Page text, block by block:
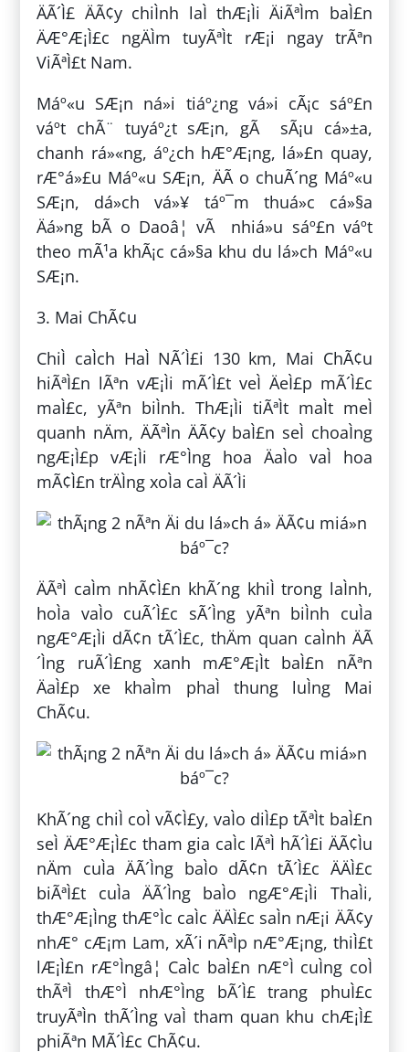
ÄÃ´Ì£ ÄÃ¢y chiÌnh laÌ thÆ¡Ìi ÄiÃªÌm baÌ£n
ÄÆ°Æ¡Ì£c ngÄÌm tuyÃªÌt rÆ¡i ngay trÃªn
ViÃªÌ£t Nam.
Máº«u SÆ¡n ná»i tiáº¿ng vá»i cÃ¡c sáº£n
váº­t chÃ¨ tuyáº¿t sÆ¡n, gÃ sÃ¡u cá»±a,
chanh rá»«ng, áº¿ch hÆ°Æ¡ng, lá»£n quay,
rÆ°á»£u Máº«u SÆ¡n, ÄÃ o chuÃ´ng Máº«u
SÆ¡n, dá»ch vá»¥ táº¯m thuá»c cá»§a
Äá»ng bÃ o Daoâ¦ vÃ nhiá»u sáº£n váº­t
theo mÃ¹a khÃ¡c cá»§a khu du lá»ch Máº«u
SÆ¡n.
3. Mai ChÃ¢u
ChiÌ caÌch HaÌ NÃ´Ì£i 130 km, Mai ChÃ¢u
hiÃªÌ£n lÃªn vÆ¡Ìi mÃ´Ì£t veÌ ÄeÌ£p mÃ´Ì£c
maÌ£c, yÃªn biÌnh. ThÆ¡Ìi tiÃªÌt maÌt meÌ
quanh nÄm, ÄÃªÌn ÄÃ¢y baÌ£n seÌ choaÌng
ngÆ¡Ì£p vÆ¡Ìi rÆ°Ìng hoa ÄaÌo vaÌ hoa
mÃ¢Ì£n trÄÌng xoÌa caÌ ÄÃ´Ìi
ÄÃªÌ caÌm nhÃ¢Ì£n khÃ´ng khiÌ trong laÌnh,
hoÌa vaÌo cuÃ´Ì£c sÃ´Ìng yÃªn biÌnh cuÌa
ngÆ°Æ¡Ìi dÃ¢n tÃ´Ì£c, thÄm quan caÌnh ÄÃ
´Ìng ruÃ´Ì£ng xanh mÆ°Æ¡Ìt baÌ£n nÃªn
ÄaÌ£p xe khaÌm phaÌ thung luÌng Mai
ChÃ¢u.
KhÃ´ng chiÌ coÌ vÃ¢Ì£y, vaÌo diÌ£p tÃªÌt baÌ£n
seÌ ÄÆ°Æ¡Ì£c tham gia caÌc lÃªÌ hÃ´Ì£i ÄÃ¢Ìu
nÄm cuÌa ÄÃ´Ìng baÌo dÃ¢n tÃ´Ì£c ÄÄÌ£c
biÃªÌ£t cuÌa ÄÃ´Ìng baÌo ngÆ°Æ¡Ìi ThaÌi,
thÆ°Æ¡Ìng thÆ°Ìc caÌc ÄÄÌ£c saÌn nÆ¡i ÄÃ¢y
nhÆ° cÆ¡m Lam, xÃ´i nÃªÌp nÆ°Æ¡ng, thiÌ£t
lÆ¡Ì£n rÆ°Ìngâ¦ CaÌc baÌ£n nÆ°Ì cuÌng coÌ
thÃªÌ thÆ°Ì nhÆ°Ìng bÃ´Ì£ trang phuÌ£c
truyÃªÌn thÃ´Ìng vaÌ tham quan khu chÆ¡Ì£
phiÃªn MÃ´Ì£c ChÃ¢u.